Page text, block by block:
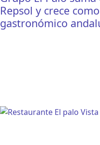
Repsol y crece
gastronómico